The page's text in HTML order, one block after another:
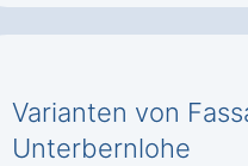
Varianten von
Unterbernlohe